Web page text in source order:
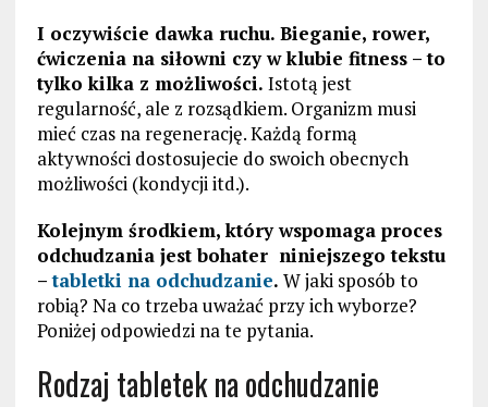
I oczywiście dawka ruchu. Bieganie, rower,
ćwiczenia na siłowni czy w klubie fitness – to
tylko kilka z możliwości. Istotą jest
regularność, ale z rozsądkiem. Organizm musi
mieć czas na regenerację. Każdą formą
aktywności dostosujecie do swoich obecnych
możliwości (kondycji itd.).
Kolejnym środkiem, który wspomaga proces
odchudzania jest bohater niniejszego tekstu
–tabletki na odchudzanie. W jaki sposób to
robią? Na co trzeba uważać przy ich wyborze?
Poniżej odpowiedzi na te pytania.
Rodzaj tabletek na odchudzanie